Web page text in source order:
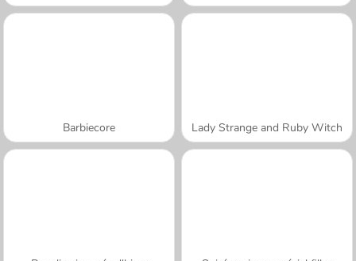
Barbiecore Lady Strange and Ruby Witch